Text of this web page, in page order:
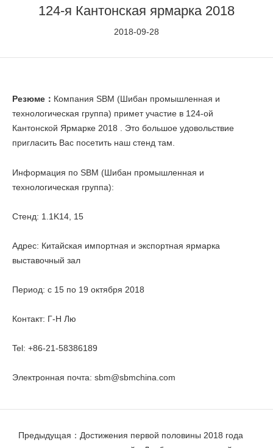
124-я Кантонская ярмарка 2018
2018-09-28
Резюме： Компания SBM (Шибан промышленная и
технологическая группа) примет участие в 124-ой
Кантонской Ярмарке 2018 . Это большое удовольствие
пригласить Вас посетить наш стенд там.
Информация по SBM (Шибан промышленная и
технологическая группа):
Стенд: 1.1K14, 15
Адрес: Китайская импортная и экспортная ярмарка
выставочный зал
Период: с 15 по 19 октября 2018
Контакт: Г-Н Лю
Tel: +86-21-58386189
Электронная почта: sbm@sbmchina.com
Предыдущая：Достижения первой половины 2018 года